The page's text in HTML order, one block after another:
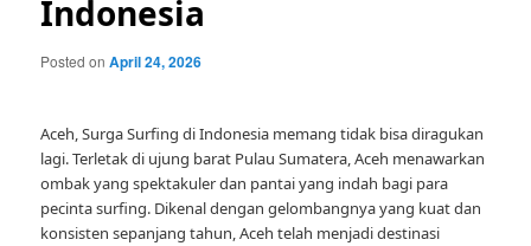
Indonesia
Posted onApril 24, 2026
Aceh, Surga Surfing di Indonesia memang tidak bisa diragukan
lagi. Terletak di ujung barat Pulau Sumatera, Aceh menawarkan
ombak yang spektakuler dan pantai yang indah bagi para
pecinta surfing. Dikenal dengan gelombangnya yang kuat dan
konsisten sepanjang tahun, Aceh telah menjadi destinasi